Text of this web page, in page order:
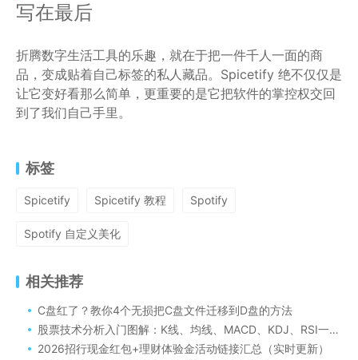
写在最后
折腾数字生活工具的乐趣，就在于把一件千人一面的商
品，变成贴着自己标签的私人藏品。Spicetify 绝不仅仅是
让它变好看那么简单，更重要的是它把软件的掌控权交回
到了我们自己手里。
标签
Spicetify Spicetify 教程 Spotify
Spotify 自定义美化
相关推荐
C盘红了？教你4个无损把C盘文件迁移到D盘的方法
股票技术分析入门图解：K线、均线、MACD、KDJ、RSI一图看懂
2026招行现金红包+理财体验金活动链接汇总（实时更新）